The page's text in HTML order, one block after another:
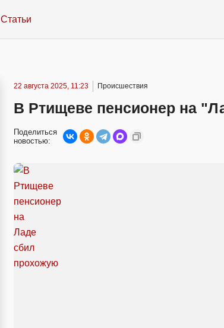
Статьи
22 августа 2025, 11:23 Происшествия
В Ртищеве пенсионер на
Поделиться
новостью: